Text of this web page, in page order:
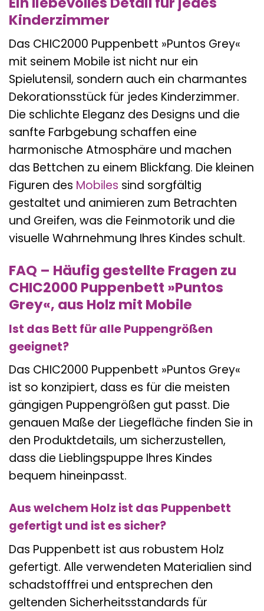
Kinderzimmer
Das CHIC2000 Puppenbett »Puntos Grey«
mit seinem Mobile ist nicht nur ein
Spielutensil, sondern auch ein charmantes
Dekorationsstück für jedes Kinderzimmer.
Die schlichte Eleganz des Designs und die
sanfte Farbgebung schaffen eine
harmonische Atmosphäre und machen
das Bettchen zu einem Blickfang. Die kleinen
Figuren des Mobiles sind sorgfältig
gestaltet und animieren zum Betrachten
und Greifen, was die Feinmotorik und die
visuelle Wahrnehmung Ihres Kindes schult.
FAQ – Häufig gestellte Fragen zu
CHIC2000 Puppenbett »Puntos
Grey«, aus Holz mit Mobile
Ist das Bett für alle Puppengrößen
geeignet?
Das CHIC2000 Puppenbett »Puntos Grey«
ist so konzipiert, dass es für die meisten
gängigen Puppengrößen gut passt. Die
genauen Maße der Liegefläche finden Sie in
den Produktdetails, um sicherzustellen,
dass die Lieblingspuppe Ihres Kindes
bequem hineinpasst.
Aus welchem Holz ist das Puppenbett
gefertigt und ist es sicher?
Das Puppenbett ist aus robustem Holz
gefertigt. Alle verwendeten Materialien sind
schadstofffrei und entsprechen den
geltenden Sicherheitsstandards für